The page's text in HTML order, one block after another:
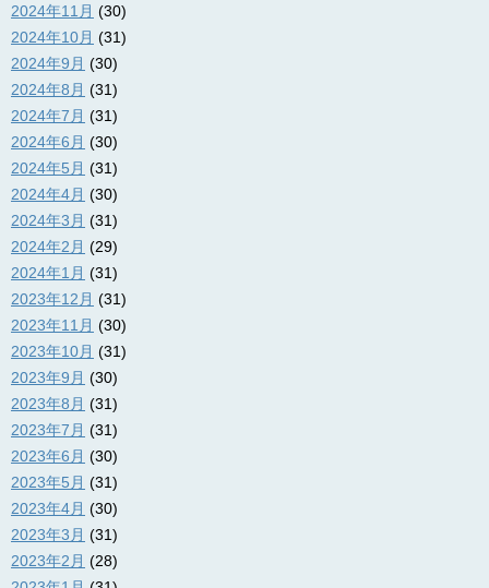
2024年11月 (30)
2024年10月 (31)
2024年9月 (30)
2024年8月 (31)
2024年7月 (31)
2024年6月 (30)
2024年5月 (31)
2024年4月 (30)
2024年3月 (31)
2024年2月 (29)
2024年1月 (31)
2023年12月 (31)
2023年11月 (30)
2023年10月 (31)
2023年9月 (30)
2023年8月 (31)
2023年7月 (31)
2023年6月 (30)
2023年5月 (31)
2023年4月 (30)
2023年3月 (31)
2023年2月 (28)